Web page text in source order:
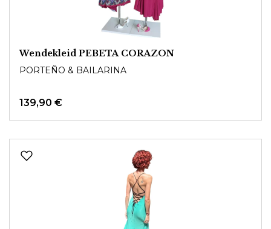
Wendekleid PEBETA CORAZON
PORTEÑO & BAILARINA
139,90 €